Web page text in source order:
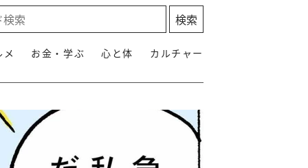
お金・学ぶ 心と体 カルチャー